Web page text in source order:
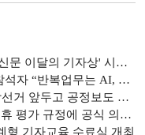
의 기자상' 시상식 개최
AI, 기자는 본질에 집중해야”
두고 공정보도 교육 실시
규정에 공식 의견서 제출
형 기자교육 수료식 개최